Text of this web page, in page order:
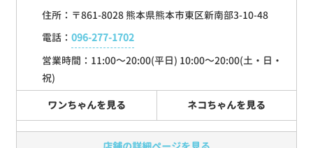
住所：〒861-8028 熊本県熊本市東区新南部3-10-48
電話：096-277-1702
営業時間：11:00～20:00(平日) 10:00～20:00(土・日・
祝)
ワンちゃんを見る ネコちゃんを見る